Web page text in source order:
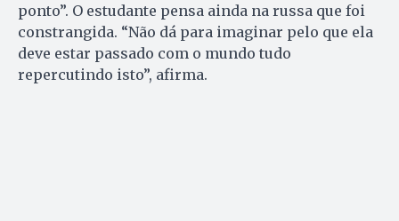
ponto”. O estudante pensa ainda na russa que foi
constrangida. “Não dá para imaginar pelo que ela
deve estar passado com o mundo tudo
repercutindo isto”, afirma.